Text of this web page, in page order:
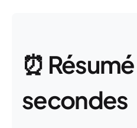
⏰
secondes